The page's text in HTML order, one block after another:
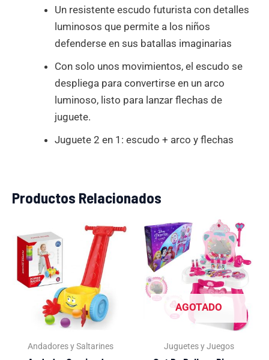
Un resistente escudo futurista con detalles
luminosos que permite a los niños
defenderse en sus batallas imaginarias
Con solo unos movimientos, el escudo se
despliega para convertirse en un arco
luminoso, listo para lanzar flechas de
juguete.
Juguete 2 en 1: escudo + arco y flechas
Productos Relacionados
Andadores y Saltarines
precio
original
S/169.00.
precio
actual
es:
AGOTADO
Juguetes y Juegos
precio
original
era:
S/199.00.
El
precio
actual
es:
S/